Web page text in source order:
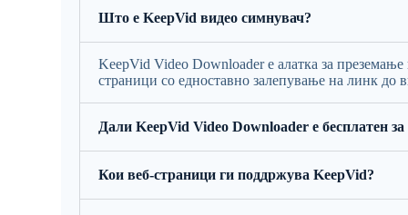
Што е KeepVid видео симнувач?
KeepVid Video Downloader е алатка за
страници со едноставно залепување на линк до
Дали KeepVid Video Downloader е бесплатен
Кои веб-страници ги поддржува KeepVid?